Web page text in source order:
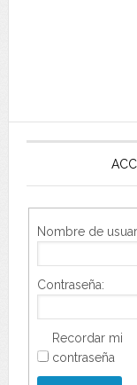
Nombre de
Contraseña:
Recordar mi
contraseña